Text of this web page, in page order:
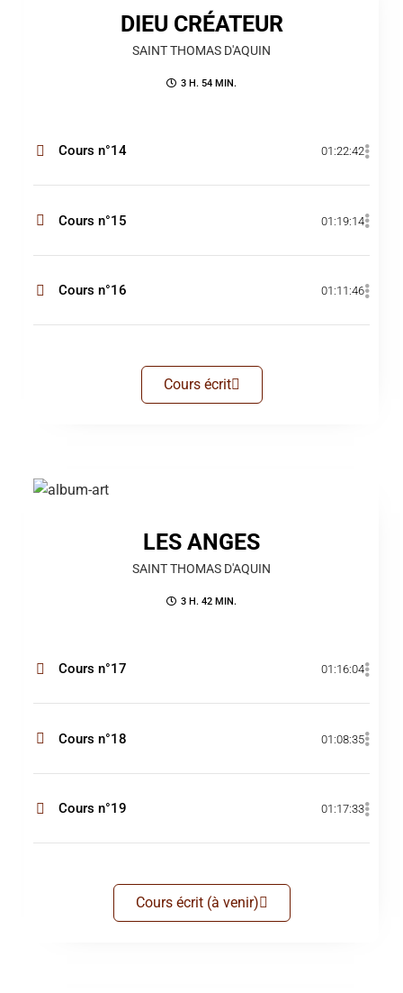
DIEU CRÉATEUR
SAINT THOMAS D'AQUIN
3 H. 54 MIN.
Cours n°14 01:22:42
Cours n°15 01:19:14
Cours n°16 01:11:46
Cours écrit
LES ANGES
SAINT THOMAS D'AQUIN
3 H. 42 MIN.
Cours n°17 01:16:04
Cours n°18 01:08:35
Cours n°19 01:17:33
Cours écrit (à venir)